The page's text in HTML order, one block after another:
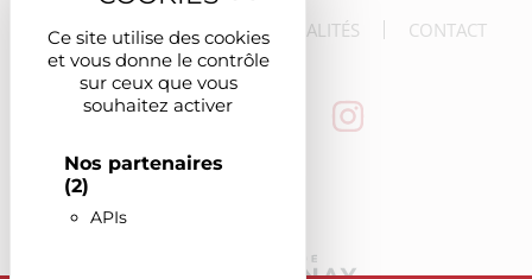
Ce site utilise des cookies
et vous donne le contrôle
sur ceux que vous
souhaitez activer
Nos partenaires
(2)
APIs
LES RÉCEPTIONS LES ACTUALITÉS CONTACT